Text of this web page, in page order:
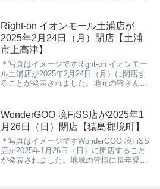
あったロードバイクの購入やメンテナンス
が受けられま...
Right-on イオンモール土浦店が
2025年2月24日（月）閉店【土浦
市上高津】
＊写真はイメージですRight-on イオンモー
ル土浦店が2025年2月24日（月）に閉店す
ることが発表されました。地元の皆さんに
ュアルなファッションアイテ...
WonderGOO 境FiSS店が2025年1
月26日（日）閉店【猿島郡境町】
＊写真はイメージですWonderGOO 境FiSS
店が2025年1月26日（日）に閉店すること
が発表されました。地域の皆様に長年愛さ